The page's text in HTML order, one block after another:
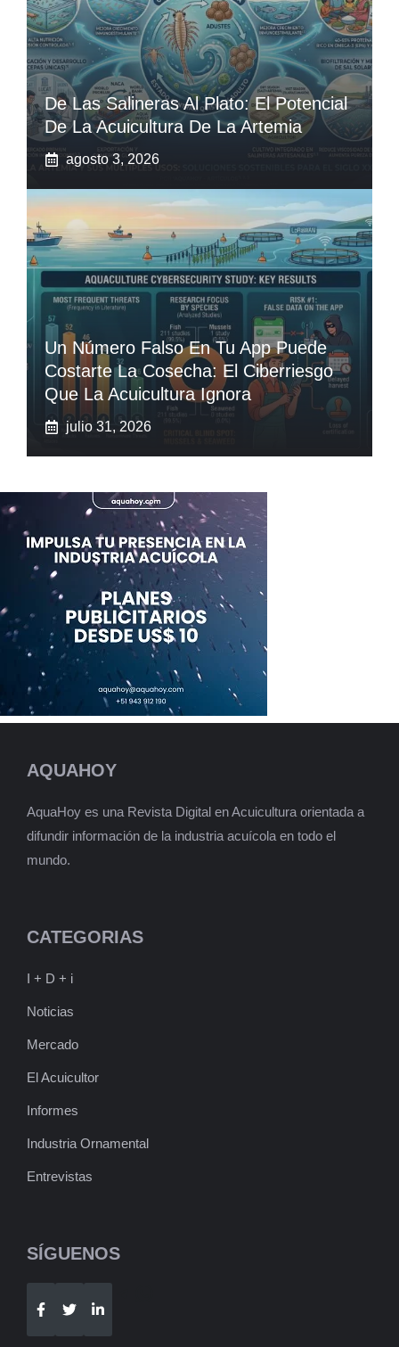
De Las Salineras Al Plato: El Potencial
De La Acuicultura De La Artemia
agosto 3, 2026
Un Número Falso En Tu App Puede
Costarte La Cosecha: El Ciberriesgo
Que La Acuicultura Ignora
julio 31, 2026
AQUAHOY
AquaHoy es una Revista Digital en Acuicultura orientada a
difundir información de la industria acuícola en todo el
mundo.
CATEGORIAS
I + D + i
Noticias
Mercado
El Acuicultor
Informes
Industria Ornamental
Entrevistas
SÍGUENOS